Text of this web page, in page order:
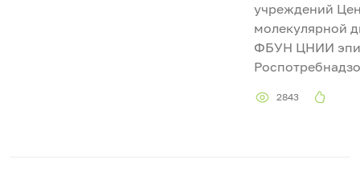
учреждений
молекулярной
ФБУН ЦНИИ
2843